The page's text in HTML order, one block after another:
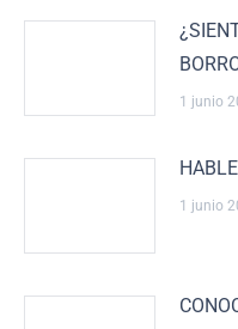
1 junio
1 junio